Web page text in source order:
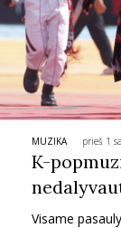
MUZIKA prieš 1
K-
Visame